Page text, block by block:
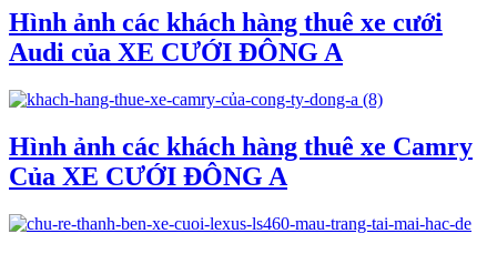
Hình ảnh các khách hàng thuê xe cưới
Audi của XE CƯỚI ĐÔNG A
Hình ảnh các khách hàng thuê xe Camry
Của XE CƯỚI ĐÔNG A